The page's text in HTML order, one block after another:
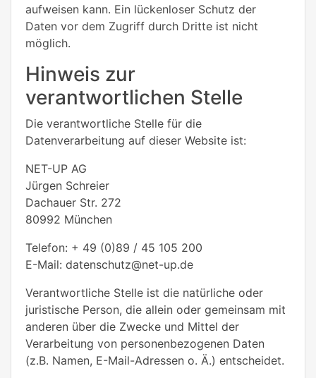
aufweisen kann. Ein lückenloser Schutz der
Daten vor dem Zugriff durch Dritte ist nicht
möglich.
Hinweis zur
verantwortlichen Stelle
Die verantwortliche Stelle für die
Datenverarbeitung auf dieser Website ist:
NET-UP AG
Jürgen Schreier
Dachauer Str. 272
80992 München
Telefon: + 49 (0)89 / 45 105 200
E-Mail: datenschutz@net-up.de
Verantwortliche Stelle ist die natürliche oder
juristische Person, die allein oder gemeinsam mit
anderen über die Zwecke und Mittel der
Verarbeitung von personenbezogenen Daten
(z.B. Namen, E-Mail-Adressen o. Ä.) entscheidet.